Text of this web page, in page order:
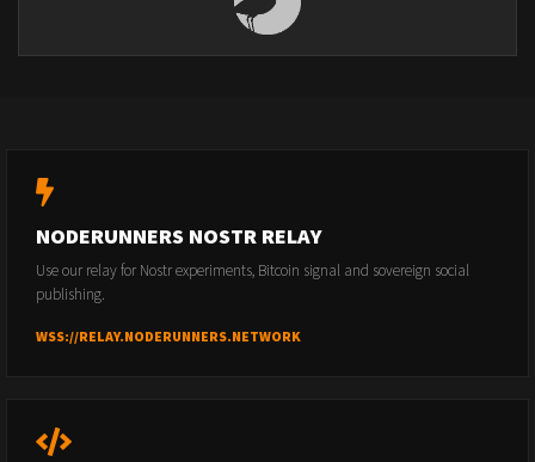
NODERUNNERS NOSTR RELAY
Use our relay for Nostr experiments, Bitcoin signal and sovereign social
publishing.
WSS://RELAY.NODERUNNERS.NETWORK